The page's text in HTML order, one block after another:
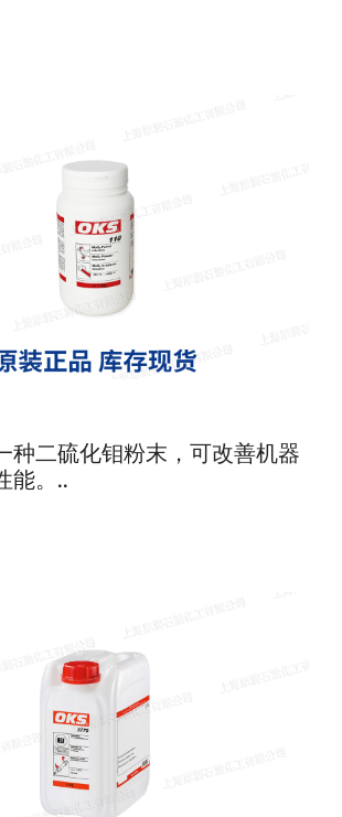
种二硫化钼粉末，可改善机器
能。..